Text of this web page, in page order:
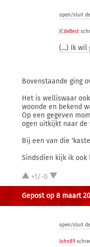
open/sluit
JCdeBest
(...) Ik wil
Bovenstaande ging
Het is welliswaar
woonde en bekend
Op een gegeven
ogen uitkijkt naar de
Bij een van die
Sindsdien kijk ik ook
+1/-0
Gepost op 8 maart
open/sluit
John89